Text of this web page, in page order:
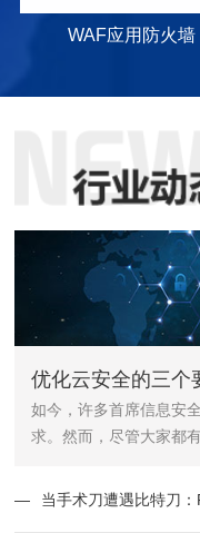
WAF应用防火墙
优化云安全的三个
用户行为
如今，许多首席信息安
求。然而，尽管大家都
— 当手术刀遭遇比特刀